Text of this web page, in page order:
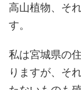
高山植物、そ
す。
私は宮城県の
りますが、そ